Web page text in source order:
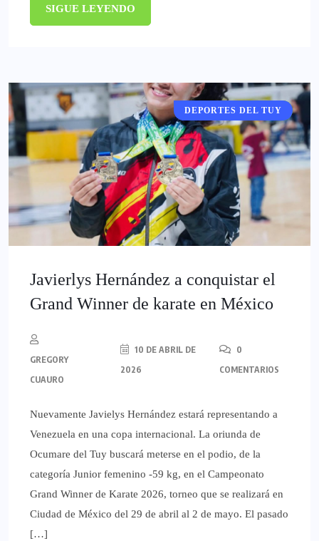
SIGUE LEYENDO
DEPORTES
DEPORTES DEL TUY
Javierlys Hernández a conquistar el
Grand Winner de karate en México
GREGORY
CUAURO
10 DE ABRIL DE
2026
0
COMENTARIOS
Nuevamente Javielys Hernández estará representando a
Venezuela en una copa internacional. La oriunda de
Ocumare del Tuy buscará meterse en el podio, de la
categoría Junior femenino -59 kg, en el Campeonato
Grand Winner de Karate 2026, torneo que se realizará en
Ciudad de México del 29 de abril al 2 de mayo. El pasado
[…]